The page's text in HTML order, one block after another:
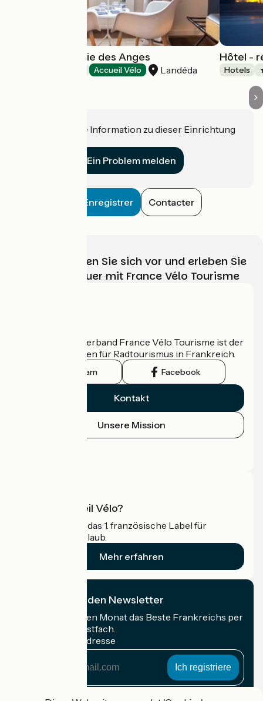
Hôtel Spa La Baie des Anges
Accueil Vélo Landéda
Hôtel -
Hotels
Haben Sie eine Information zu dieser Einrichtung
Ein Problem melden
Enregistrer Contacter
Wählen, bereiten Sie sich vor und erleben Sie
Ihr Radabenteuer mit France Vélo Tourisme
Der nationale Verband France Vélo Tourisme ist der
offizielle Leitfaden für Radtourismus in Frankreich.
Instagram Facebook
Kontakt
Unsere Mission
Was ist Accueil Vélo?
Accueil Vélo ist das 1. französische Label für
Radfahrer im Urlaub.
Mehr erfahren
Ich abonniere den Newsletter
Erhalten Sie jeden Monat das Beste Frankreichs per
Rad in Ihrem Postfach.
Meine E-Mail-Adresse
Adresse